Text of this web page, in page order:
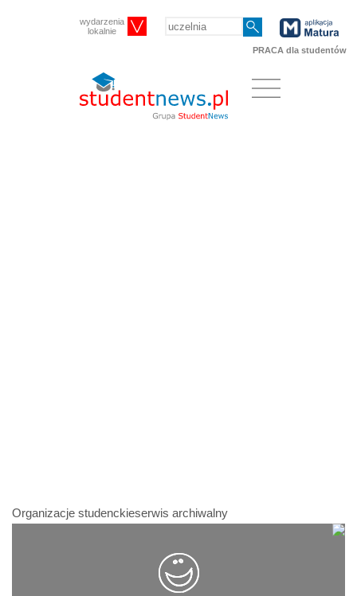
wydarzenia
lokalnie
PRACA dla studentów
Organizacje studenckieserwis archiwalny